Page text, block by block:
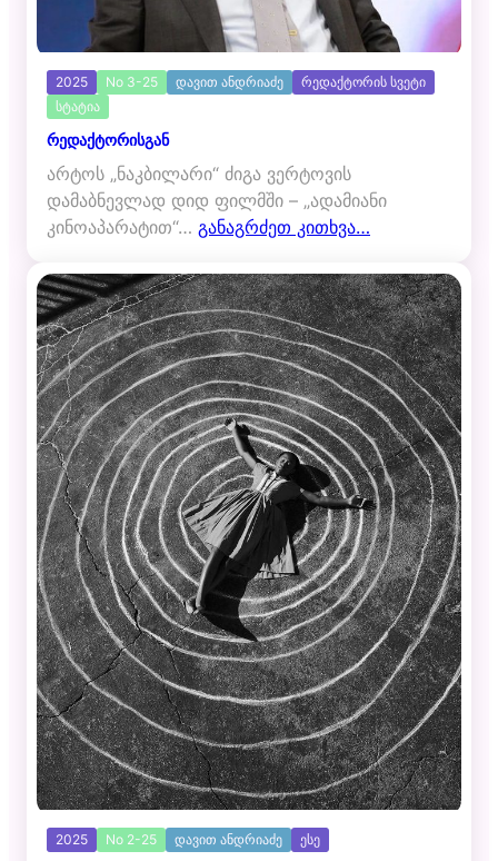
2025 No 3-25 დავით ანდრიაძე
რედაქტორის სვეტი
სტატია
რედაქტორისგან
არტოს „ნაკბილარი“ ძიგა ვერტოვის
დამაბნევლად დიდ ფილმში – „ადამიანი
კინოაპარატით“… განაგრძეთ კითხვა…
2025 No 2-25 დავით ანდრიაძე ესე